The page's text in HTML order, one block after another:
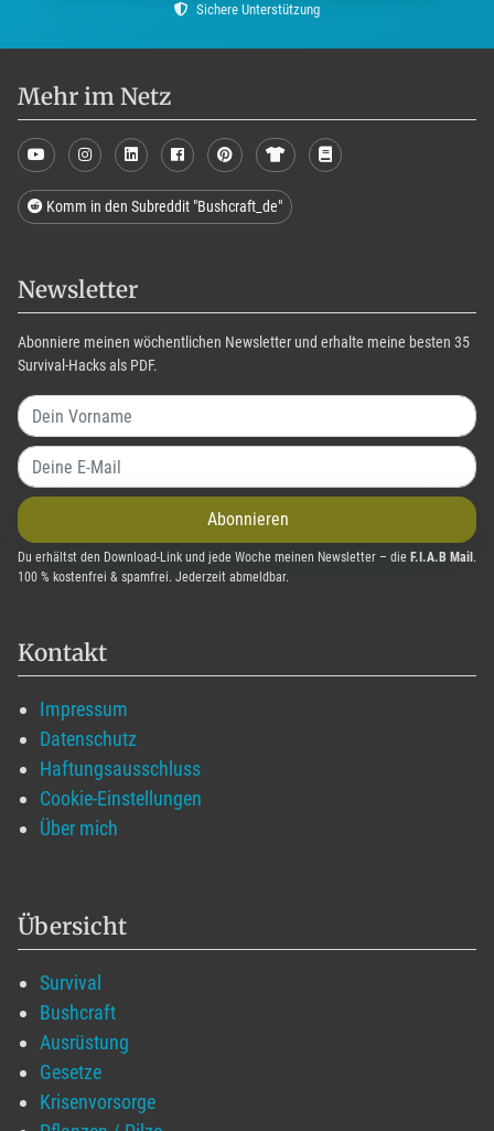
Sichere Unterstützung
Mehr im Netz
Komm in den Subreddit "Bushcraft_de"
Newsletter
Abonniere meinen wöchentlichen Newsletter und erhalte meine besten 35
Survival-Hacks als PDF.
Abonnieren
Du erhältst den Download-Link und jede Woche meinen Newsletter – die F.I.A.B Mail .
100 % kostenfrei & spamfrei. Jederzeit abmeldbar.
Kontakt
Impressum
Datenschutz
Haftungsausschluss
Cookie-Einstellungen
Über mich
Übersicht
Survival
Bushcraft
Ausrüstung
Gesetze
Krisenvorsorge